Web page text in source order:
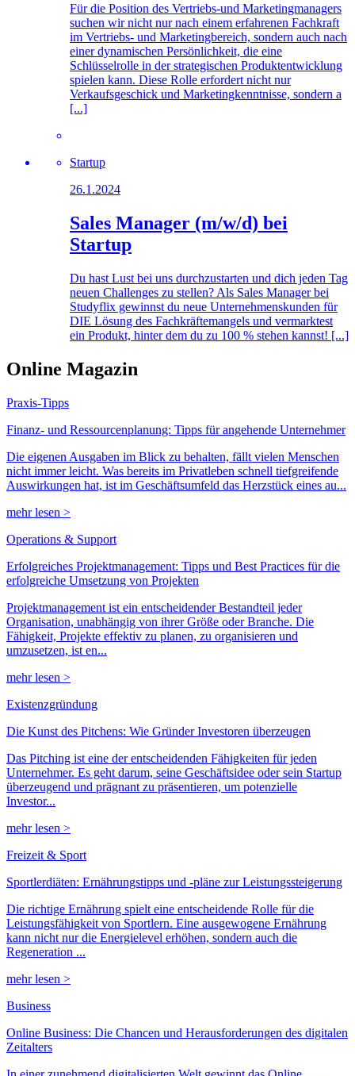
Für die Position des Vertriebs-und Marketingmanagers
suchen wir nicht nur nach einem erfahrenen Fachkraft
im Vertriebs- und Marketingbereich, sondern auch nach
einer dynamischen Persönlichkeit, die eine
Schlüsselrolle in der strategischen Produktentwicklung
spielen kann. Diese Rolle erfordert nicht nur
Verkaufsgeschick und Marketingkenntnisse, sondern a
[...]
Startup
26.1.2024
Sales Manager (m/w/d) bei
Startup
Du hast Lust bei uns durchzustarten und dich jeden Tag
neuen Challenges zu stellen? Als Sales Manager bei
Studyflix gewinnst du neue Unternehmenskunden für
DIE Lösung des Fachkräftemangels und vermarktest
ein Produkt, hinter dem du zu 100 % stehen kannst! [...]
Online Magazin
Praxis-Tipps
Finanz- und Ressourcenplanung: Tipps für angehende Unternehmer
Die eigenen Ausgaben im Blick zu behalten, fällt vielen Menschen
nicht immer leicht. Was bereits im Privatleben schnell tiefgreifende
Auswirkungen hat, ist im Geschäftsumfeld das Herzstück eines au...
mehr lesen >
Operations & Support
Erfolgreiches Projektmanagement: Tipps und Best Practices für die
erfolgreiche Umsetzung von Projekten
Projektmanagement ist ein entscheidender Bestandteil jeder
Organisation, unabhängig von ihrer Größe oder Branche. Die
Fähigkeit, Projekte effektiv zu planen, zu organisieren und
umzusetzen, ist en...
mehr lesen >
Existenzgründung
Die Kunst des Pitchens: Wie Gründer Investoren überzeugen
Das Pitching ist eine der entscheidenden Fähigkeiten für jeden
Unternehmer. Es geht darum, seine Geschäftsidee oder sein Startup
überzeugend und prägnant zu präsentieren, um potenzielle
Investor...
mehr lesen >
Freizeit & Sport
Sportlerdiäten: Ernährungstipps und -pläne zur Leistungssteigerung
Die richtige Ernährung spielt eine entscheidende Rolle für die
Leistungsfähigkeit von Sportlern. Eine ausgewogene Ernährung
kann nicht nur die Energielevel erhöhen, sondern auch die
Regeneration ...
mehr lesen >
Business
Online Business: Die Chancen und Herausforderungen des digitalen
Zeitalters